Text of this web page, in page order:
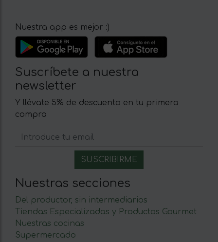
Nuestra app es mejor :)
Suscríbete a nuestra
newsletter
Y llévate 5% de descuento en tu primera
compra
Nuestras secciones
Del productor, sin intermediarios
Tiendas Especializadas y Productos Gourmet
Nuestras cocinas
Supermercado